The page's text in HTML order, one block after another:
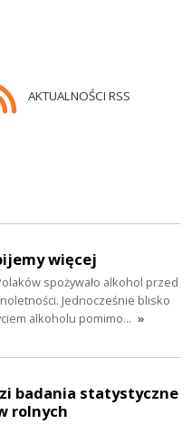
AKTUALNOŚCI RSS
więcej
spożywało alkohol przed
Jednocześnie blisko
alkoholu pomimo… »
badania statystyczne
rolnych